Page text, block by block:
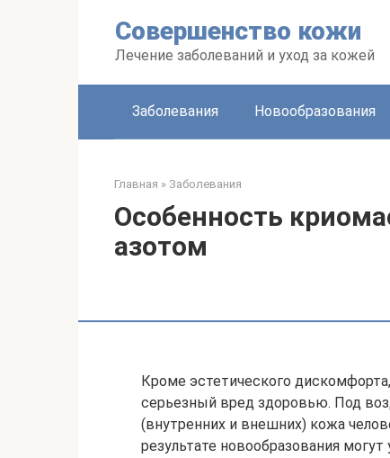
Совершенство кожи
Лечение заболеваний и уход за кожей
Заболевания Новообразования
Главная » Заболевания
Особенность
азотом
Кроме эстетического
серьезный вред здоровью. Под
(внутренних и внешних) кожа
результате новообразования